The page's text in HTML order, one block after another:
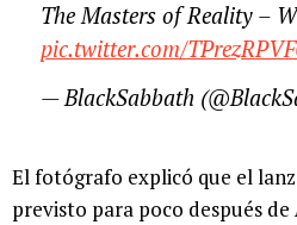
The Masters of Reality –
pic.twitter.com/
— BlackSabbath
El fotógrafo explicó que el
previsto para poco después de